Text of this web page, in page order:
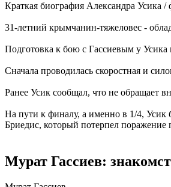
Краткая биография Александра Усика
31-летний крымчанин-тяжеловес -
Подготовка к бою с Гассиевым у Усика
Сначала проводилась скоростная и
Ранее Усик сообщал, что не обращает
На пути к финалу, а именно в 1/4,
Бриедис, который потерпел поражение
Мурат Гассиев: